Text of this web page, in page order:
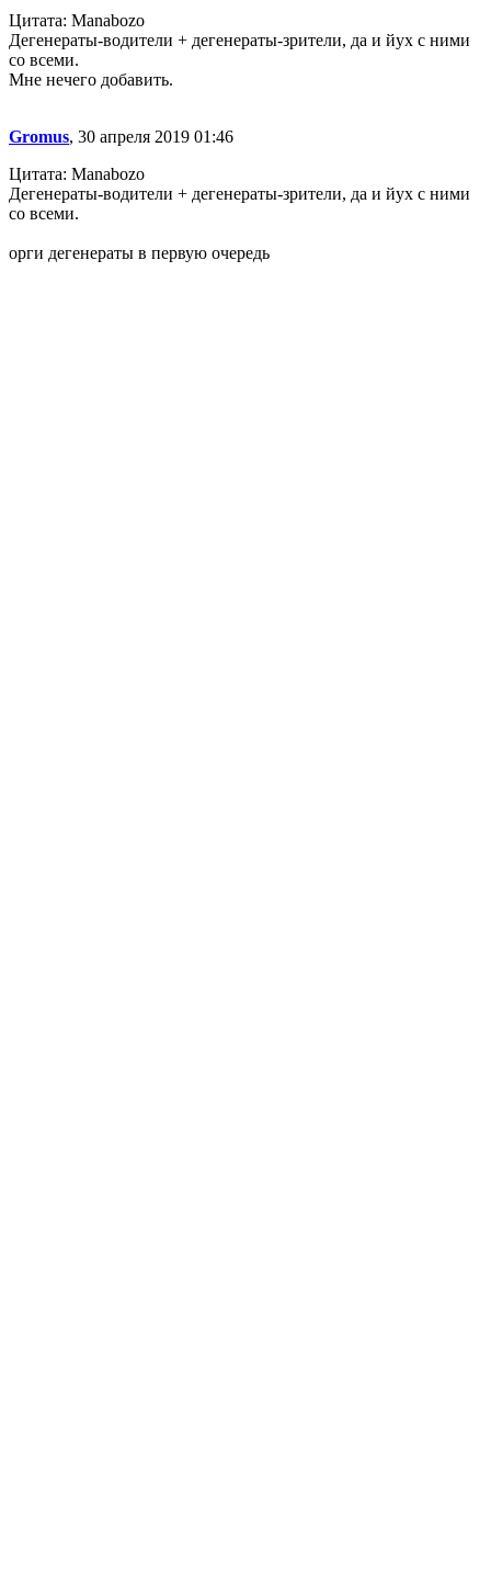
Цитата: Manabozo
Дегенераты-водители + дегенераты-зрители, да и йух с ними
со всеми.
Мне нечего добавить.
Gromus, 30 апреля 2019 01:46
Цитата: Manabozo
Дегенераты-водители + дегенераты-зрители, да и йух с ними
со всеми.
орги дегенераты в первую очередь